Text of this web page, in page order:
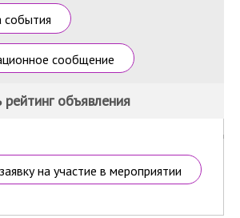
события
сообщение
объявления
на участие в мероприятии